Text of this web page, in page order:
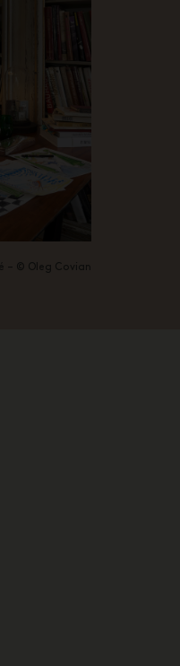
– © Oleg Covian